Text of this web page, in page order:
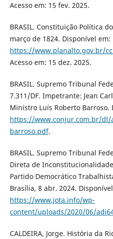
Acesso em: 15 fev. 2025.
BRASIL. Constituição Política
março de 1824. Disponível em:
https://www.planalto.gov.br/
Acesso em: 15 dez. 2025.
BRASIL. Supremo Tribunal
7.311/DF. Impetrante: Jean
Ministro Luís Roberto Barroso.
https://www.conjur.com.br/dl/
barroso.pdf.
BRASIL. Supremo Tribunal
Direta de
Partido Democrático
Brasília, 8 abr. 2024.
https://www.jota.info/wp-
content/uploads/2020/06/
CALDEIRA, Jorge. História da